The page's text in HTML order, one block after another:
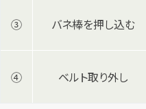
③ バネ棒を押し込む
④ ベルト取り外し